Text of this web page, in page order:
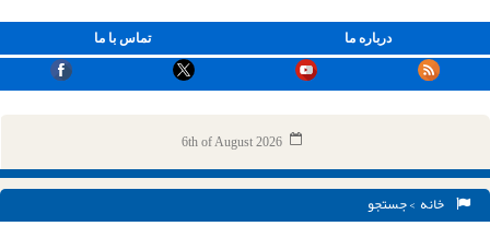
تماس با ما درباره ما
6th of August 2026
خانه > جستجو